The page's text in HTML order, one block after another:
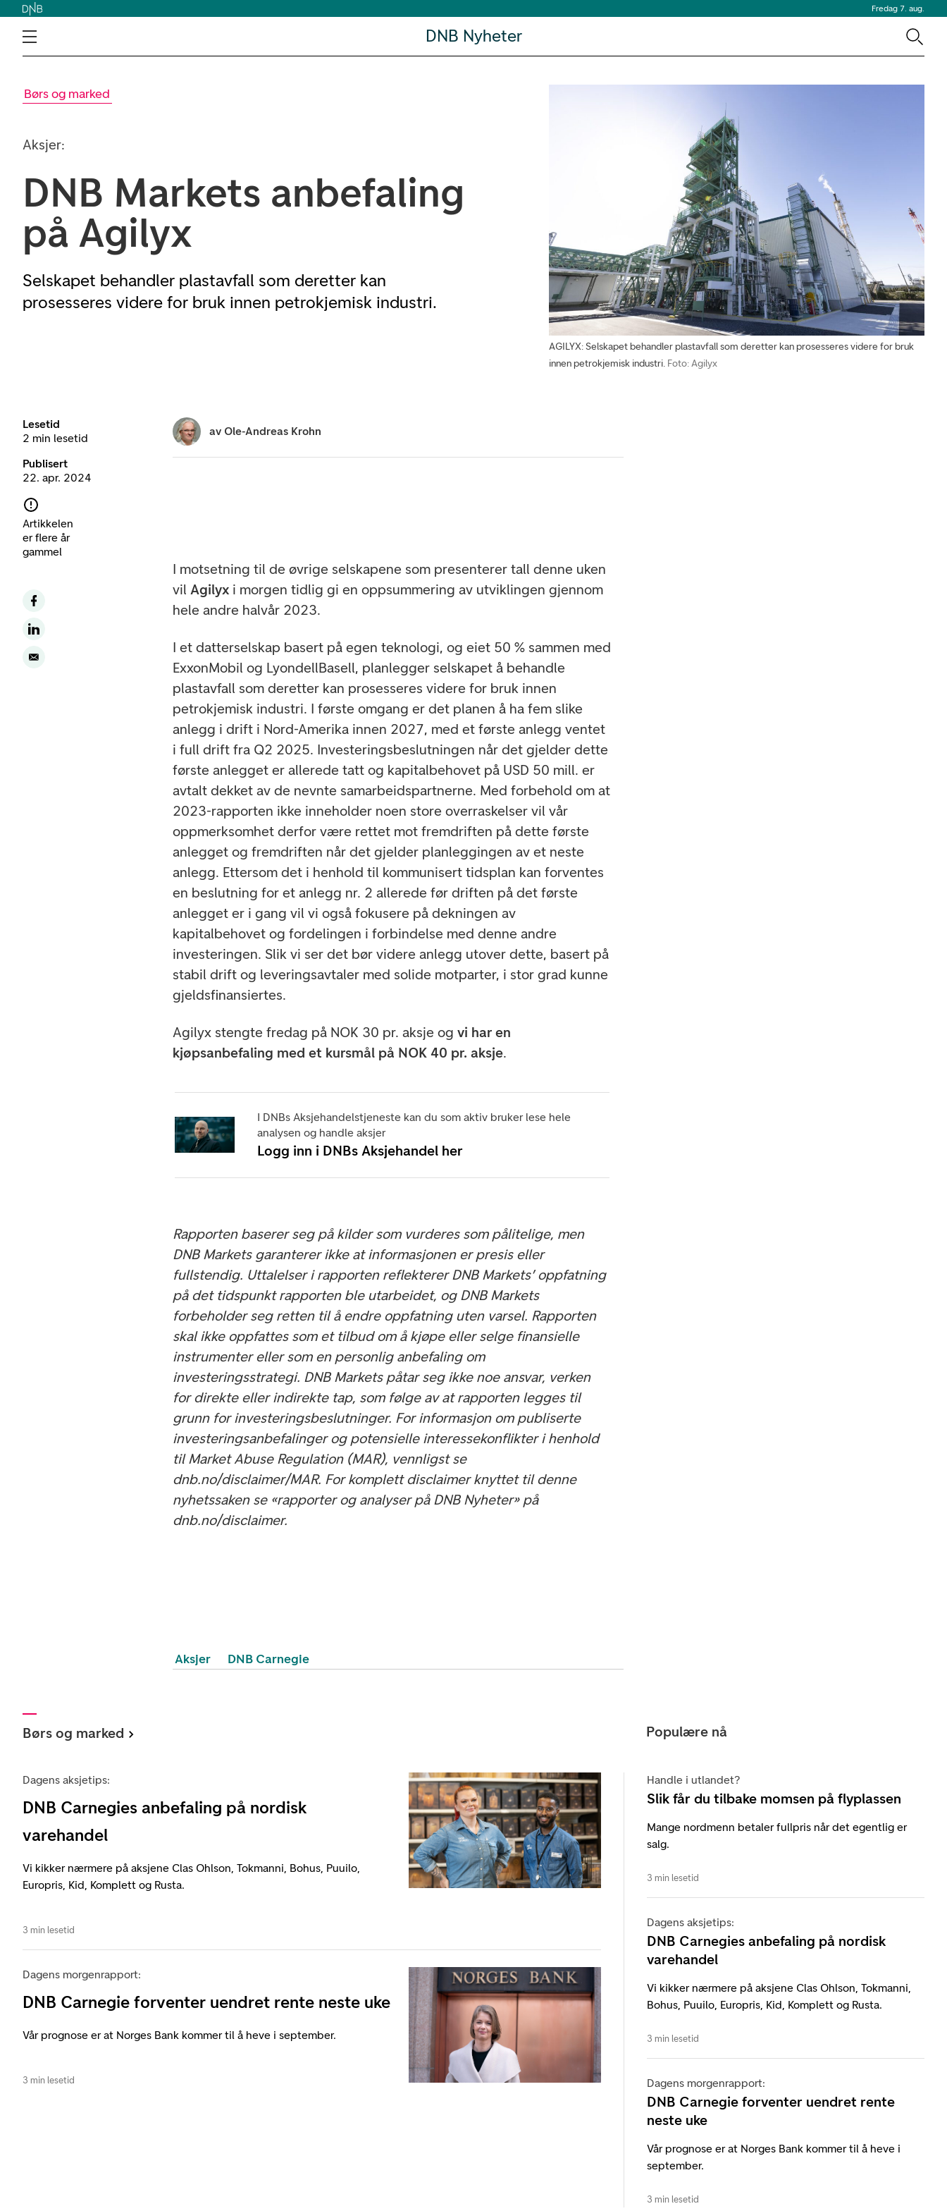
Fredag 7. aug.
DNB Nyheter
Børs og marked
Aksjer:
DNB Markets anbefaling
på Agilyx
Selskapet behandler plastavfall som deretter kan
prosesseres videre for bruk innen petrokjemisk industri.
AGILYX: Selskapet behandler plastavfall som deretter kan prosesseres videre for bruk
innen petrokjemisk industri. Foto: Agilyx
Lesetid
2 min lesetid
Publisert
22. apr. 2024
Artikkelen
er flere år
gammel
av Ole-Andreas Krohn
I motsetning til de øvrige selskapene som presenterer tall denne uken
vil Agilyx i morgen tidlig gi en oppsummering av utviklingen gjennom
hele andre halvår 2023.
I et datterselskap basert på egen teknologi, og eiet 50 % sammen med
ExxonMobil og LyondellBasell, planlegger selskapet å behandle
plastavfall som deretter kan prosesseres videre for bruk innen
petrokjemisk industri. I første omgang er det planen å ha fem slike
anlegg i drift i Nord-Amerika innen 2027, med et første anlegg ventet
i full drift fra Q2 2025. Investeringsbeslutningen når det gjelder dette
første anlegget er allerede tatt og kapitalbehovet på USD 50 mill. er
avtalt dekket av de nevnte samarbeidspartnerne. Med forbehold om at
2023-rapporten ikke inneholder noen store overraskelser vil vår
oppmerksomhet derfor være rettet mot fremdriften på dette første
anlegget og fremdriften når det gjelder planleggingen av et neste
anlegg. Ettersom det i henhold til kommunisert tidsplan kan forventes
en beslutning for et anlegg nr. 2 allerede før driften på det første
anlegget er i gang vil vi også fokusere på dekningen av
kapitalbehovet og fordelingen i forbindelse med denne andre
investeringen. Slik vi ser det bør videre anlegg utover dette, basert på
stabil drift og leveringsavtaler med solide motparter, i stor grad kunne
gjeldsfinansiertes.
Agilyx stengte fredag på NOK 30 pr. aksje ogvi har en
kjøpsanbefaling med et kursmål på NOK 40 pr. aksje.
I DNBs Aksjehandelstjeneste kan du som aktiv bruker lese hele
analysen og handle aksjer
Logg inn i DNBs Aksjehandel her
Rapporten baserer seg på kilder som vurderes som pålitelige, men
DNB Markets garanterer ikke at informasjonen er presis eller
fullstendig. Uttalelser i rapporten reflekterer DNB Markets’ oppfatning
på det tidspunkt rapporten ble utarbeidet, og DNB Markets
forbeholder seg retten til å endre oppfatning uten varsel. Rapporten
skal ikke oppfattes som et tilbud om å kjøpe eller selge finansielle
instrumenter eller som en personlig anbefaling om
investeringsstrategi. DNB Markets påtar seg ikke noe ansvar, verken
for direkte eller indirekte tap, som følge av at rapporten legges til
grunn for investeringsbeslutninger. For informasjon om publiserte
investeringsanbefalinger og potensielle interessekonflikter i henhold
til Market Abuse Regulation (MAR), vennligst se
dnb.no/disclaimer/MAR. For komplett disclaimer knyttet til denne
nyhetssaken se «rapporter og analyser på DNB Nyheter» på
dnb.no/disclaimer.
Aksjer DNB Carnegie
Børs og marked
Dagens aksjetips:
DNB Carnegies anbefaling på nordisk
varehandel
Vi kikker nærmere på aksjene Clas Ohlson, Tokmanni, Bohus, Puuilo,
Europris, Kid, Komplett og Rusta.
3 min lesetid
Dagens morgenrapport:
DNB Carnegie forventer uendret rente neste uke
Vår prognose er at Norges Bank kommer til å heve i september.
3 min lesetid
Populære nå
Handle i utlandet?
Slik får du tilbake momsen på flyplassen
Mange nordmenn betaler fullpris når det egentlig er
salg.
3 min lesetid
Dagens aksjetips:
DNB Carnegies anbefaling på nordisk
varehandel
Vi kikker nærmere på aksjene Clas Ohlson, Tokmanni,
Bohus, Puuilo, Europris, Kid, Komplett og Rusta.
3 min lesetid
Dagens morgenrapport:
DNB Carnegie forventer uendret rente
neste uke
Vår prognose er at Norges Bank kommer til å heve i
september.
3 min lesetid